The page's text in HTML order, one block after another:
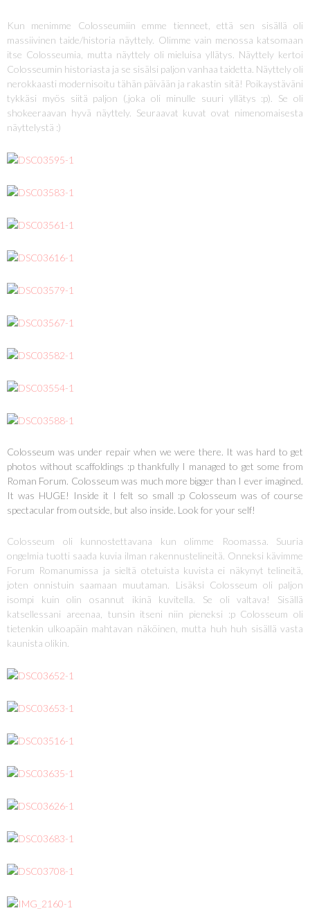
Kun menimme Colosseumiin emme tienneet, että sen sisällä oli
massiivinen taide/historia näyttely. Olimme vain menossa katsomaan
itse Colosseumia, mutta näyttely oli mieluisa yllätys. Näyttely kertoi
Colosseumin historiasta ja se sisälsi paljon vanhaa taidetta. Näyttely oli
nerokkaasti modernisoitu tähän päivään ja rakastin sitä! Poikaystäväni
tykkäsi myös siitä paljon (,joka oli minulle suuri yllätys :p). Se oli
shokeeraavan hyvä näyttely. Seuraavat kuvat ovat nimenomaisesta
näyttelystä :)
Colosseum was under repair when we were there. It was hard to get
photos without scaffoldings :p thankfully I managed to get some from
Roman Forum. Colosseum was much more bigger than I ever imagined.
It was HUGE! Inside it I felt so small :p Colosseum was of course
spectacular from outside, but also inside. Look for your self!
Colosseum oli kunnostettavana kun olimme Roomassa. Suuria
ongelmia tuotti saada kuvia ilman rakennustelineitä. Onneksi kävimme
Forum Romanumissa ja sieltä otetuista kuvista ei näkynyt telineitä,
joten onnistuin saamaan muutaman. Lisäksi Colosseum oli paljon
isompi kuin olin osannut ikinä kuvitella. Se oli valtava! Sisällä
katsellessani areenaa, tunsin itseni niin pieneksi :p Colosseum oli
tietenkin ulkoapäin mahtavan näköinen, mutta huh huh sisällä vasta
kaunista olikin.